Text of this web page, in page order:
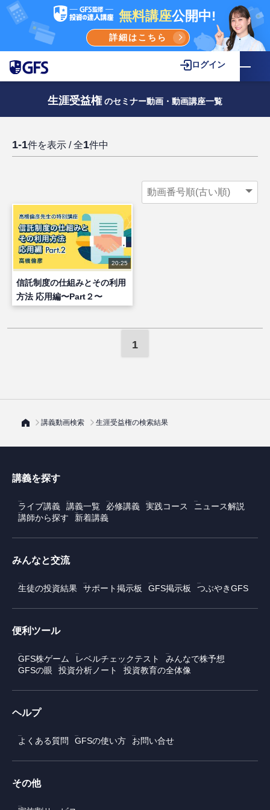
無料講座公開中!
詳細はこちら
ログイン
生涯受益権 のセミナー動画・動画講座一覧
1-1件を表示 / 全1件中
20:25
信託制度の仕組みとその利用
方法 応用編〜Part２〜
1
講義動画検索 生涯受益権の検索結果
講義を探す
ライブ講義 講義一覧 必修講義 実践コース
ニュース解説
講師から探す
新着講義
みんなと交流
生徒の投資結果 サポート掲示板 GFS掲示板 つぶやきGFS
便利ツール
GFS株ゲーム レベルチェックテスト
みんなで株予想
GFSの眼
投資分析ノート 投資教育の全体像
ヘルプ
よくある質問 GFSの使い方 お問い合せ
その他